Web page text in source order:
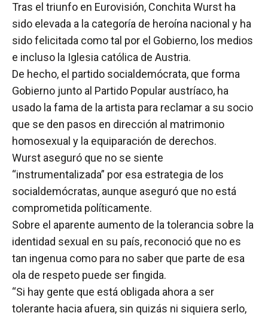
Tras el triunfo en Eurovisión, Conchita Wurst ha
sido elevada a la categoría de heroína nacional y ha
sido felicitada como tal por el Gobierno, los medios
e incluso la Iglesia católica de Austria.
De hecho, el partido socialdemócrata, que forma
Gobierno junto al Partido Popular austríaco, ha
usado la fama de la artista para reclamar a su socio
que se den pasos en dirección al matrimonio
homosexual y la equiparación de derechos.
Wurst aseguró que no se siente
“instrumentalizada” por esa estrategia de los
socialdemócratas, aunque aseguró que no está
comprometida políticamente.
Sobre el aparente aumento de la tolerancia sobre la
identidad sexual en su país, reconoció que no es
tan ingenua como para no saber que parte de esa
ola de respeto puede ser fingida.
“Si hay gente que está obligada ahora a ser
tolerante hacia afuera, sin quizás ni siquiera serlo,